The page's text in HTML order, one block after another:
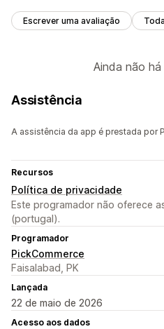
Escrever uma avaliação
Ainda não
Assistência
A assistência da app é prestada por
Recursos
Política de privacidade
Este programador não oferece
(portugal).
Programador
PickCommerce
Faisalabad, PK
Lançada
22 de maio de 2026
Acesso aos dados